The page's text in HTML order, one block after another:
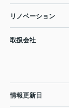
リノベーション
取扱会社
情報更新日